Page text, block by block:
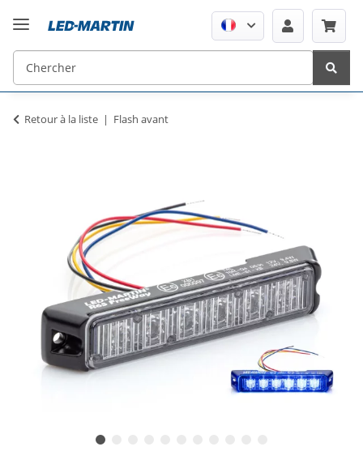
Retour à la liste Flash avant